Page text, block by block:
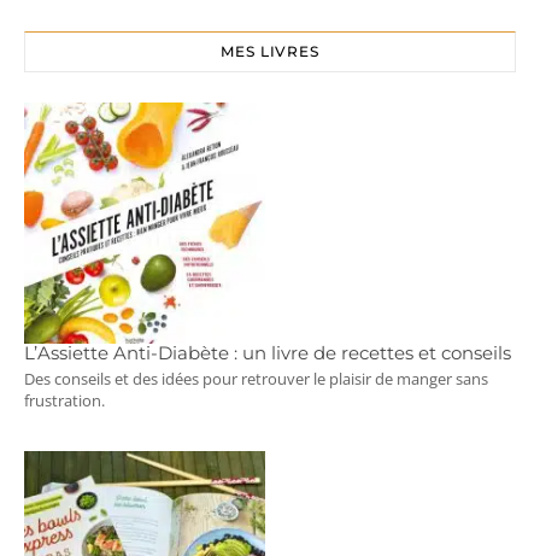
MES LIVRES
L’Assiette Anti-Diabète : un livre de recettes et conseils
Des conseils et des idées pour retrouver le plaisir de manger sans
frustration.